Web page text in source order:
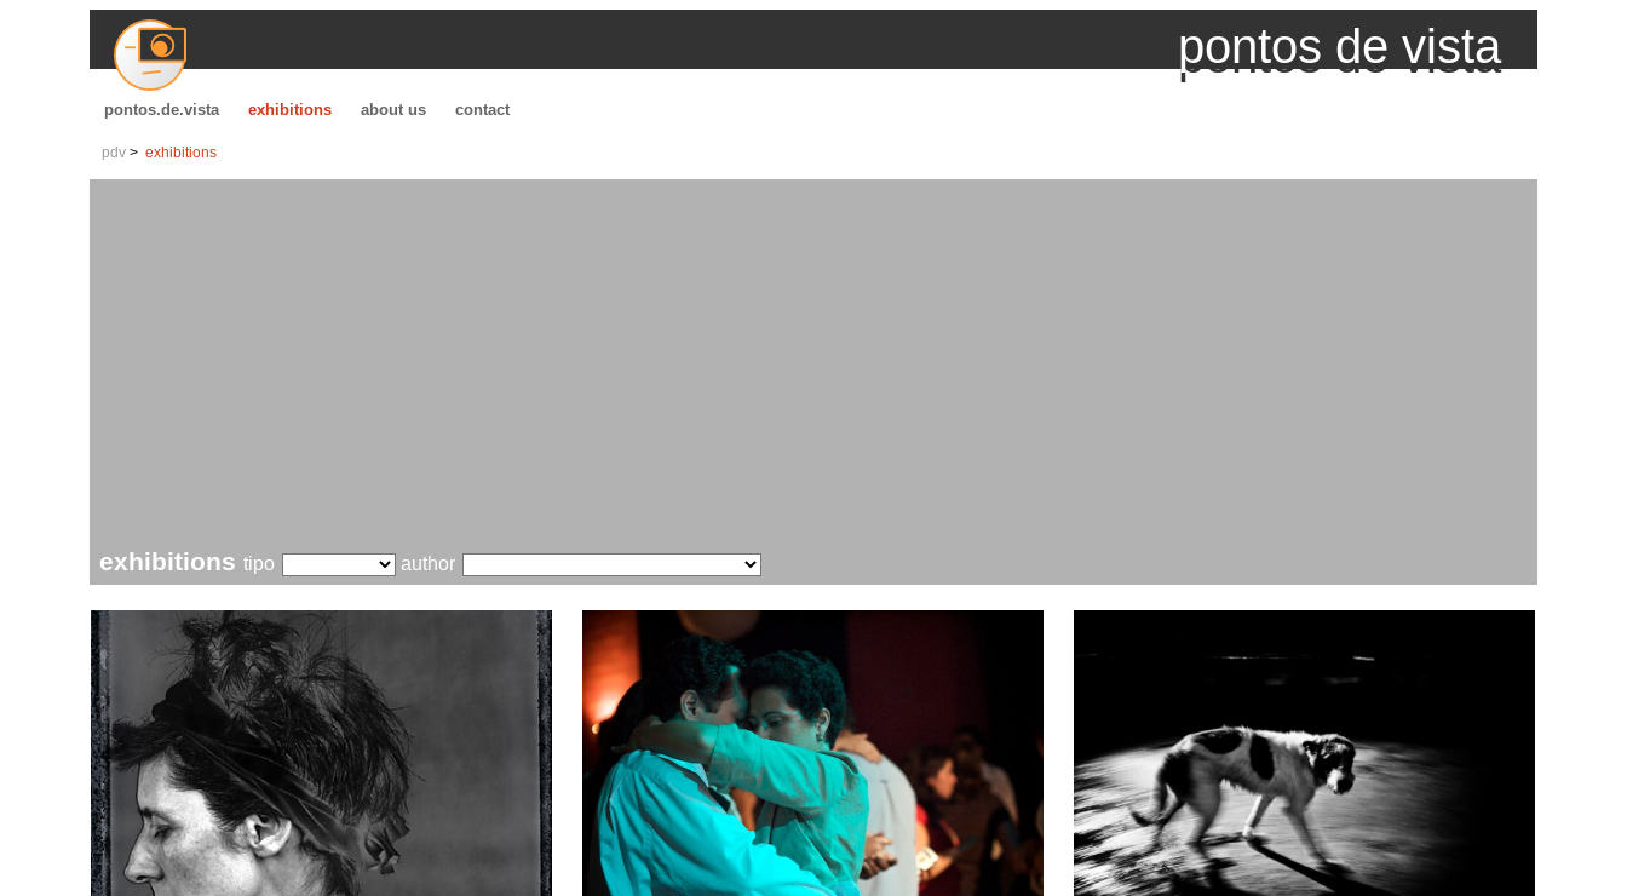
pontos de vista
pontos.de.vista exhibitions about us contact
pdv exhibitions
exhibitionstipo author